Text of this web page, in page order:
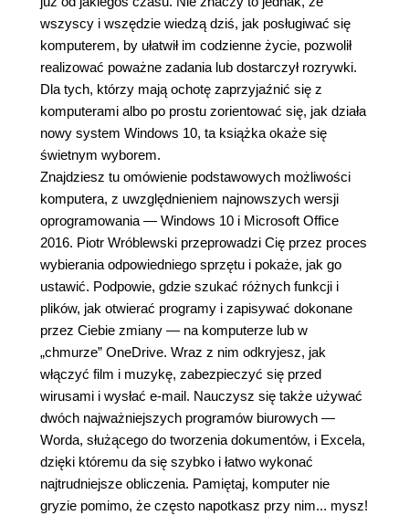
wszyscy i wszędzie wiedzą dziś, jak posługiwać się
komputerem, by ułatwił im codzienne życie, pozwolił
realizować poważne zadania lub dostarczył rozrywki.
Dla tych, którzy mają ochotę zaprzyjaźnić się z
komputerami albo po prostu zorientować się, jak działa
nowy system Windows 10, ta książka okaże się
świetnym wyborem.
Znajdziesz tu omówienie podstawowych możliwości
komputera, z uwzględnieniem najnowszych wersji
oprogramowania — Windows 10 i Microsoft Office
2016. Piotr Wróblewski przeprowadzi Cię przez proces
wybierania odpowiedniego sprzętu i pokaże, jak go
ustawić. Podpowie, gdzie szukać różnych funkcji i
plików, jak otwierać programy i zapisywać dokonane
przez Ciebie zmiany — na komputerze lub w
„chmurze” OneDrive. Wraz z nim odkryjesz, jak
włączyć film i muzykę, zabezpieczyć się przed
wirusami i wysłać e-mail. Nauczysz się także używać
dwóch najważniejszych programów biurowych —
Worda, służącego do tworzenia dokumentów, i Excela,
dzięki któremu da się szybko i łatwo wykonać
najtrudniejsze obliczenia. Pamiętaj, komputer nie
gryzie pomimo, że często napotkasz przy nim... mysz!